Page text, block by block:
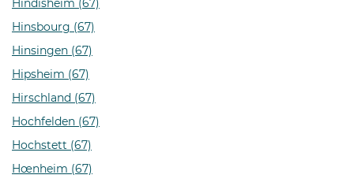
Hindisheim (67)
Hinsbourg (67)
Hinsingen (67)
Hipsheim (67)
Hirschland (67)
Hochfelden (67)
Hochstett (67)
Hœnheim (67)